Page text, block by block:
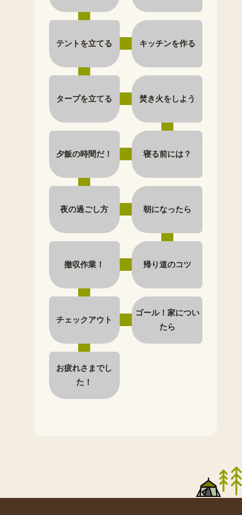
テントを立てる キッチンを作る
タープを立てる 焚き火をしよう
夕飯の時間だ！ 寝る前には？
夜の過ごし方 朝になったら
撤収作業！ 帰り道のコツ
チェックアウト
ゴール！家につい
たら
お疲れさまでし
た！